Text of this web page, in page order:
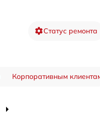
Статус ремонта
Корпоративным